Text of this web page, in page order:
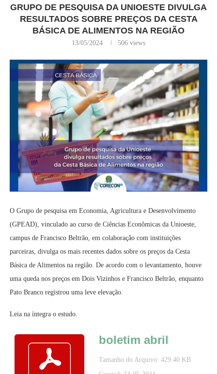
GRUPO DE PESQUISA DA UNIOESTE DIVULGA
RESULTADOS SOBRE PREÇOS DA CESTA
BÁSICA DE ALIMENTOS NA REGIÃO
13/05/2024 506 views
O Grupo de pesquisa em Economia, Agricultura e Desenvolvimento
(GPEAD), vinculado ao curso de Ciências Econômicas da Unioeste,
campus de Francisco Beltrão, em colaboração com instituições
parceiras, divulga os mais recentes dados sobre os preços da Cesta
Básica de Alimentos na região. De acordo com o levantamento, houve
uma queda nos preços em Dois Vizinhos e Francisco Beltrão, enquanto
Pato Branco registrou uma leve elevação.
Leia na íntegra o estudo.
boletim abril
Tamanho do Arquivo: 429.40 KB